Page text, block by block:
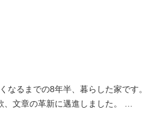
るまでの8年半、暮らした家です。
文章の革新に邁進しました。